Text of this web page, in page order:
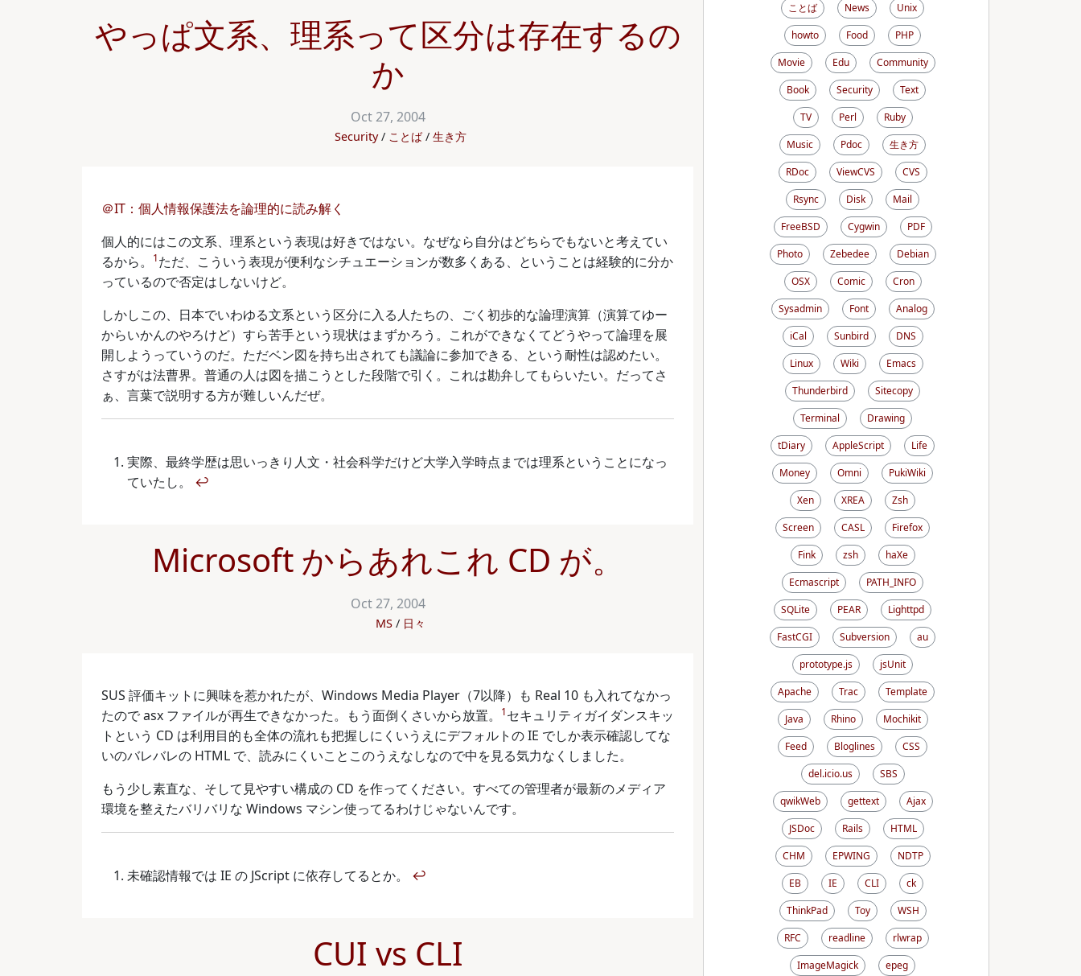
やっぱ文系、理系って区分は存在するの
か
Oct 27, 2004
Security ことば 生き方
＠IT：個人情報保護法を論理的に読み解く
個人的にはこの文系、理系という表現は好きではない。なぜなら自分はどちらでもないと考えてい
るから。
1ただ、こういう表現が便利なシチュエーションが数多くある、ということは経験的に分か
っているので否定はしないけど。
しかしこの、日本でいわゆる文系という区分に入る人たちの、ごく初歩的な論理演算（演算てゆー
からいかんのやろけど）すら苦手という現状はまずかろう。これができなくてどうやって論理を展
開しようっていうのだ。ただベン図を持ち出されても議論に参加できる、という耐性は認めたい。
さすがは法曹界。普通の人は図を描こうとした段階で引く。これは勘弁してもらいたい。だってさ
ぁ、言葉で説明する方が難しいんだぜ。
実際、最終学歴は思いっきり人文・社会科学だけど大学入学時点までは理系ということになっ
ていたし。 ↩
Microsoft からあれこれ CD が。
Oct 27, 2004
MS 日々
SUS 評価キットに興味を惹かれたが、Windows Media Player（7以降）も Real 10 も入れてなかっ
たので asx ファイルが再生できなかった。もう面倒くさいから放置。
1セキュリティガイダンスキッ
トという CD は利用目的も全体の流れも把握しにくいうえにデフォルトの IE でしか表示確認してな
いのバレバレの HTML で、読みにくいことこのうえなしなので中を見る気力なくしました。
もう少し素直な、そして見やすい構成の CD を作ってください。すべての管理者が最新のメディア
環境を整えたバリバリな Windows マシン使ってるわけじゃないんです。
未確認情報では IE の JScript に依存してるとか。 ↩
CUI vs CLI
ことば
News
Unix
howto
Food
PHP
Movie
Edu
Community
Book
Security
Text
TV
Perl
Ruby
Music
Pdoc
生き方
RDoc
ViewCVS
CVS
Rsync
Disk
Mail
FreeBSD
Cygwin
PDF
Photo
Zebedee
Debian
OSX
Comic
Cron
Sysadmin
Font
Analog
iCal
Sunbird
DNS
Linux
Wiki
Emacs
Thunderbird
Sitecopy
Terminal
Drawing
tDiary
AppleScript
Life
Money
Omni
PukiWiki
Xen
XREA
Zsh
Screen
CASL
Firefox
Fink
zsh
haXe
Ecmascript
PATH_INFO
SQLite
PEAR
Lighttpd
FastCGI
Subversion
au
prototype.js
jsUnit
Apache
Trac
Template
Java
Rhino
Mochikit
Feed
Bloglines
CSS
del.icio.us
SBS
qwikWeb
gettext
Ajax
JSDoc
Rails
HTML
CHM
EPWING
NDTP
EB
IE CLI
ck
ThinkPad
Toy
WSH
RFC
readline
rlwrap
ImageMagick
epeg